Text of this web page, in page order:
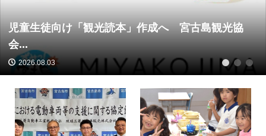
児童生徒向け「観光読本」作成へ 宮古島観光協
会...
2026.08.03 1 2 3